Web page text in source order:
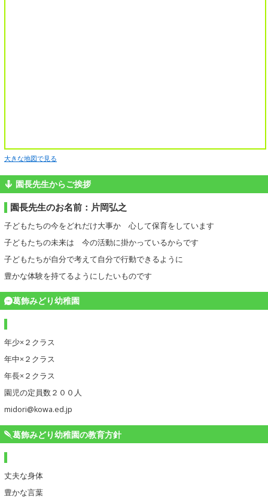
大きな地図で見る
園長先生からご挨拶
園長先生のお名前：片岡弘之
子どもたちの今をどれだけ大事か 心して保育をしています
子どもたちの未来は 今の活動に掛かっているからです
子どもたちが自分で考えて自分で行動できるように
豊かな体験を持てるようにしたいものです
葛飾みどり幼稚園
年少×２クラス
年中×２クラス
年長×２クラス
園児の定員数２００人
midori@kowa.ed.jp
葛飾みどり幼稚園の教育方針
丈夫な身体
豊かな言葉